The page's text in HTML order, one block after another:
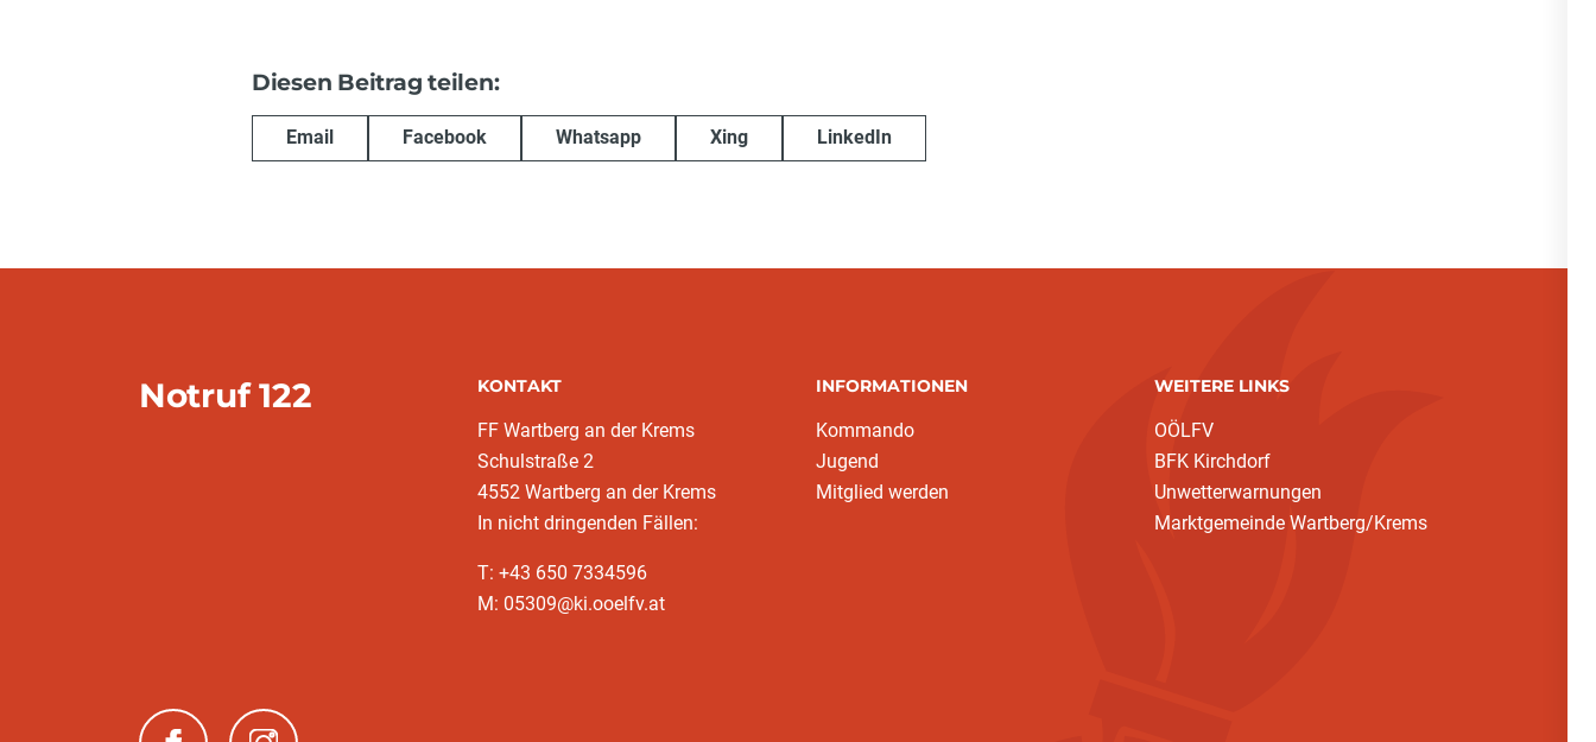
Diesen Beitrag teilen:
Email Facebook Whatsapp Xing LinkedIn
Notruf 122 KONTAKT
FF Wartberg an der Krems
Schulstraße 2
4552 Wartberg an der Krems
In nicht dringenden Fällen:
T: +43 650 7334596
M: 05309@ki.ooelfv.at
INFORMATIONEN
Kommando
Jugend
Mitglied werden
WEITERE LINKS
OÖLFV
BFK Kirchdorf
Unwetterwarnungen
Marktgemeinde Wartberg/Krems